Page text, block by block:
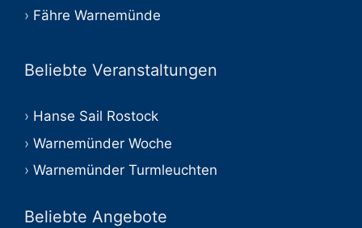
Fähre Warnemünde
Beliebte Veranstaltungen
Hanse Sail Rostock
Warnemünder Woche
Warnemünder Turmleuchten
Beliebte Angebote